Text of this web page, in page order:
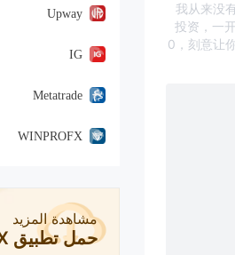
我从来没
投资，一
0，刻意让
Upway
IG
Metatrade
WINPROFX
مشاهدة المزيد
حمل تطبيق WikiFX